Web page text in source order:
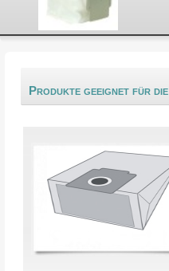
Produkte geeignet für